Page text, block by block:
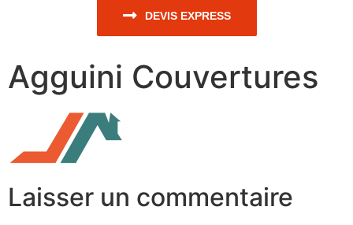
DEVIS EXPRESS
Agguini Couvertures
Laisser un commentaire